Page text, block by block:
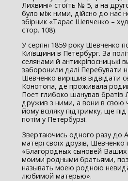
Лихвині» стоїть № 5, а на
було між ними, дійсно до нас
збірник «Тарас Шевченко –
стор. 108).
У серпні 1859 року Шевченко
Київщини в Петербург. За
селянами й антикріпосницькі
заборонили далі Перебувати
Шевченко вирішив відвідати
Конотопа, де проживала
Поет глибоко шанував братів
дружив з ними, а вони в свою
йому всіляку підтримку, ще
потім у Петербурзі.
Звертаючись одного разу до
матері своїх друзів, Шевченко
«Благородных сыновей Ваших
моими родными братьями,
называть моею родною
любимой матерью».